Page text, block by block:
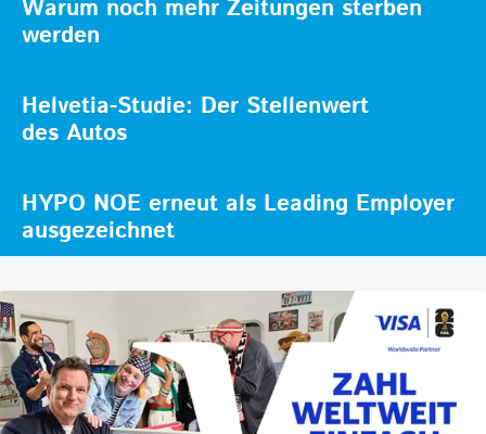
Warum noch mehr Zeitungen sterben
werden
Helvetia-Studie: Der Stellenwert
des Autos
HYPO NOE erneut als Leading Employer
ausgezeichnet